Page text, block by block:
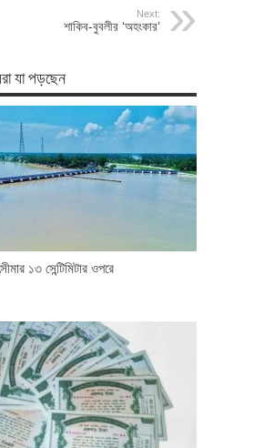
Next:
শাকিব-বুবলীর ‘অহংকার’
যা পড়ছেন
১৩ সেন্টিমিটার ওপরে